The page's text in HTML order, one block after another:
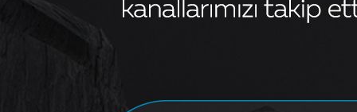
MONDEO 2,0 MAZDA 6 2,0I
16V ATE